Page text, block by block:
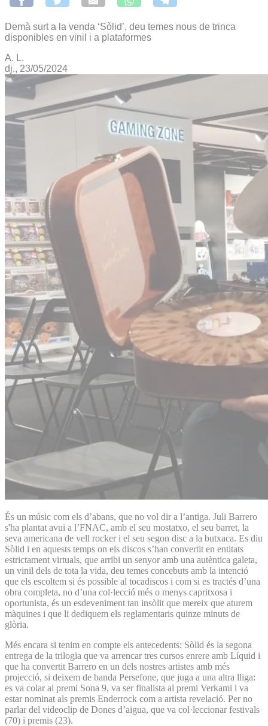
Demà surt a la venda ‘Sòlid’, deu temes nous de trinca
disponibles en vinil i a plataformes
A. L.
dj., 23/05/2024
És un músic com els d’abans, que no vol dir a l’antiga. Juli Barrero
s'ha plantat avui a l’FNAC, amb el seu mostatxo, el seu barret, la
seva americana de vell rocker i el seu segon disc a la butxaca. Es diu
Sòlid i en aquests temps on els discos s’han convertit en entitats
estrictament virtuals, que arribi un senyor amb una autèntica galeta,
un vinil dels de tota la vida, deu temes concebuts amb la intenció
que els escoltem si és possible al tocadiscos i com si es tractés d’una
obra completa, no d’una col·lecció més o menys capritxosa i
oportunista, és un esdeveniment tan insòlit que mereix que aturem
màquines i que li dediquem els reglamentaris quinze minuts de
glòria.
Més encara si tenim en compte els antecedents: Sòlid és la segona
entrega de la trilogia que va arrencar tres cursos enrere amb Líquid i
que ha convertit Barrero en un dels nostres artistes amb més
projecció, si deixem de banda Persefone, que juga a una altra lliga:
es va colar al premi Sona 9, va ser finalista al premi Verkami i va
estar nominat als premis Enderrock com a artista revelació. Per no
parlar del videoclip de Dones d’aigua, que va col·leccionar festivals
(70) i premis (23).